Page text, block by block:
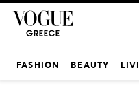
FASHION BEAUTY